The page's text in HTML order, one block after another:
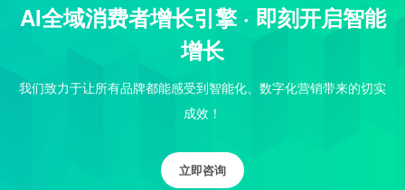
AI全域消费者增长引擎 · 即刻开启智能
增长
我们致力于让所有品牌都能感受到智能化、数字化营销带来的切实
成效！
立即咨询